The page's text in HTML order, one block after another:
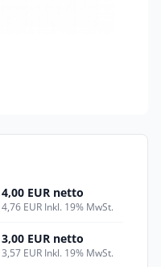
4,00 EUR netto
4,76 EUR Inkl. 19% MwSt.
3,00 EUR netto
3,57 EUR Inkl. 19% MwSt.